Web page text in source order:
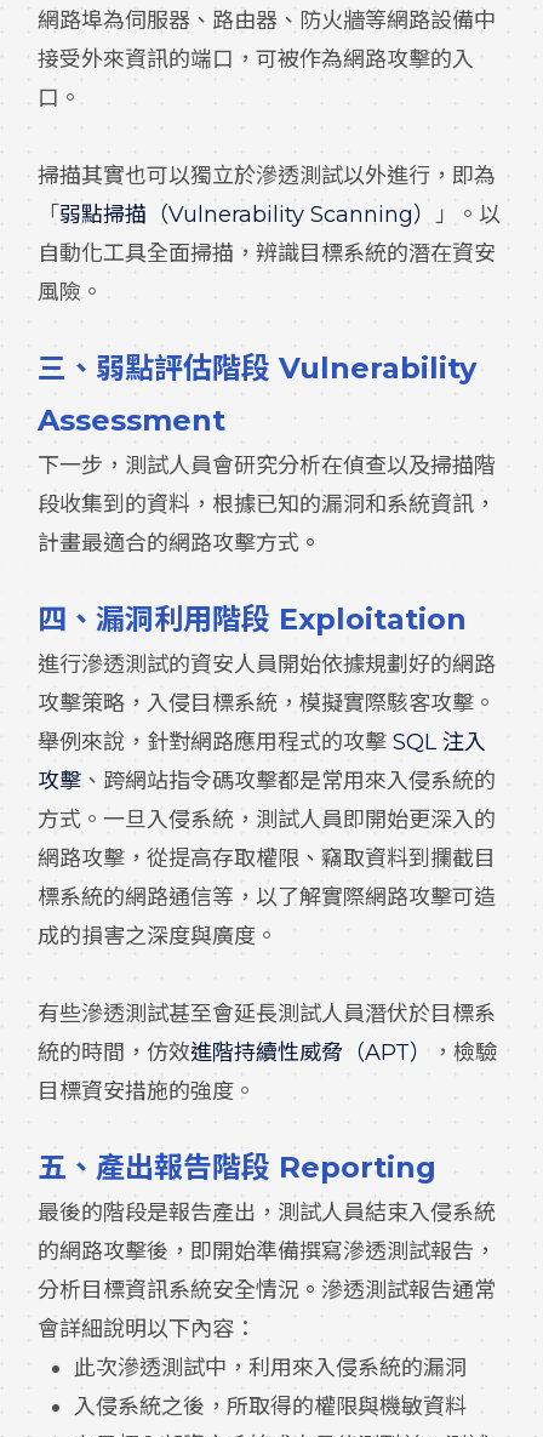
網路埠為伺服器、路由器、防火牆等網路設備中
接受外來資訊的端口，可被作為網路攻擊的入
口。
掃描其實也可以獨立於滲透測試以外進行，即為
「 弱點掃描（Vulnerability Scanning） 」。以
自動化工具全面掃描，辨識目標系統的潛在資安
風險。
三、 弱點評估階段 Vulnerability
Assessment
下一步，測試人員會研究分析在偵查以及掃描階
段收集到的資料，根據已知的漏洞和系統資訊，
計畫最適合的網路攻擊方式。
四、 漏洞利用階段 Exploitation
進行滲透測試的資安人員開始依據規劃好的網路
攻擊策略，入侵目標系統，模擬實際駭客攻擊。
舉例來說，針對網路應用程式的攻擊SQL 注入
攻擊 、跨網站指令碼攻擊都是常用來入侵系統的
方式。一旦入侵系統，測試人員即開始更深入的
網路攻擊，從提高存取權限、竊取資料到攔截目
標系統的網路通信等，以了解實際網路攻擊可造
成的損害之深度與廣度。
有些滲透測試甚至會延長測試人員潛伏於目標系
統的時間，仿效進階持續性威脅（APT）
，檢驗
目標資安措施的強度。
五、 產出報告階段 Reporting
最後的階段是報告產出，測試人員結束入侵系統
的網路攻擊後，即開始準備撰寫滲透測試報告，
分析目標資訊系統安全情況。滲透測試報告通常
會詳細說明以下內容：
此次滲透測試中，利用來入侵系統的漏洞
入侵系統之後，所取得的權限與機敏資料